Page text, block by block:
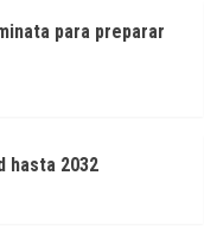
para preparar
hasta 2032